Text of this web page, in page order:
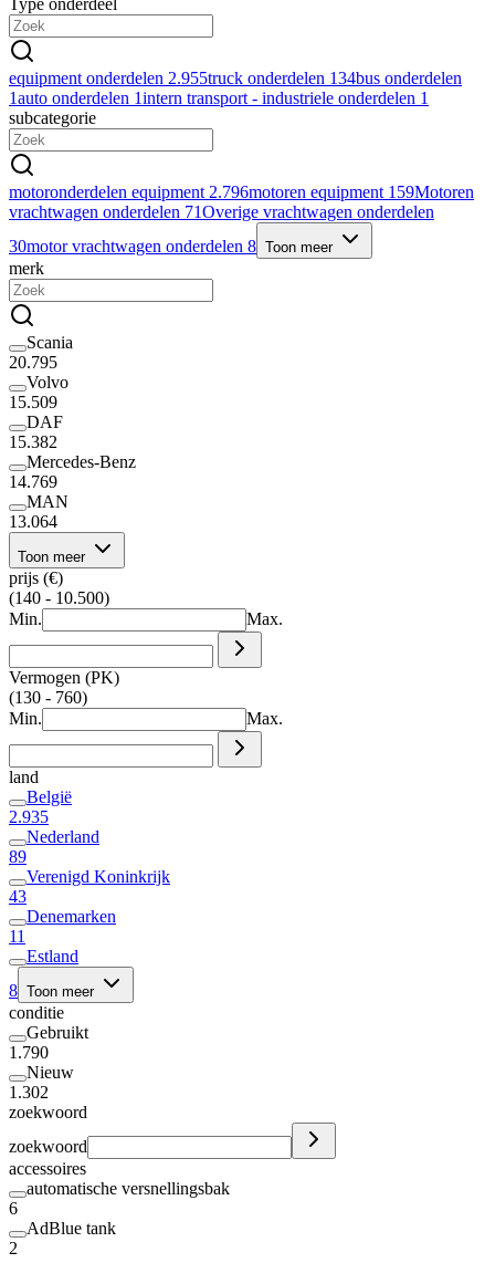
equipment onderdelen 2.955truck onderdelen 134bus onderdelen
1auto onderdelen 1intern transport - industriele onderdelen 1
subcategorie
motoronderdelen equipment 2.796motoren equipment 159Motoren
vrachtwagen onderdelen 71Overige vrachtwagen onderdelen
30motor vrachtwagen onderdelen 8 Toon meer
merk
Scania
20.795
Volvo
15.509
DAF
15.382
Mercedes-Benz
14.769
MAN
13.064
Toon meer
prijs (€)
(140 - 10.500)
Min.
Max.
Vermogen (PK)
(130 - 760)
Min.
Max.
land
België
2.935
Nederland
89
Verenigd Koninkrijk
43
Denemarken
11
Estland
8 Toon meer
conditie
Gebruikt
1.790
Nieuw
1.302
zoekwoord
zoekwoord
accessoires
automatische versnellingsbak
6
AdBlue tank
2